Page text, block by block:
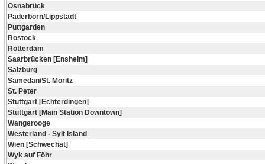
Osnabrück
Paderborn/Lippstadt
Puttgarden
Rostock
Rotterdam
Saarbrücken [Ensheim]
Salzburg
Samedan/St. Moritz
St. Peter
Stuttgart [Echterdingen]
Stuttgart [Main Station Downtown]
Wangerooge
Westerland - Sylt Island
Wien [Schwechat]
Wyk auf Föhr